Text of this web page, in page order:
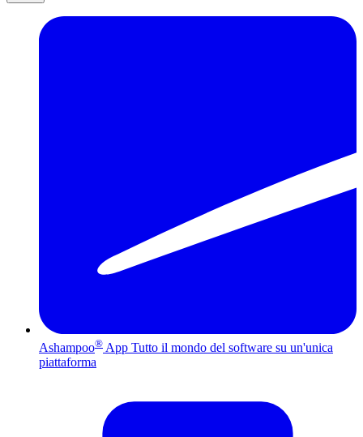
Ashampoo® App Tutto il mondo del software su un'unica
piattaforma